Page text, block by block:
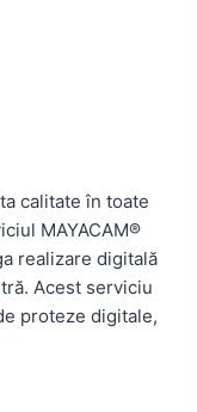
calitate în toate
MAYACAM®
realizare digitală
Acest serviciu
proteze digitale,